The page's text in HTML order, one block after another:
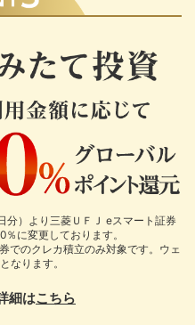
）より三菱ＵＦＪ eスマート証券
に変更しております。
でのクレカ積立のみ対象です。ウェ
なります。
細はこちら